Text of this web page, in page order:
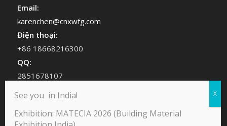
Email:
karenchen@cnxwfg.com
Điện thoại:
+86 18668216300
QQ:
2851678107
chenhan409
See you in India!
Exhibition: MATECIA 2026 (Building Material